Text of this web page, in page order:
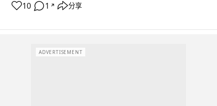
10 1 ↗ 分享
ADVERTISEMENT